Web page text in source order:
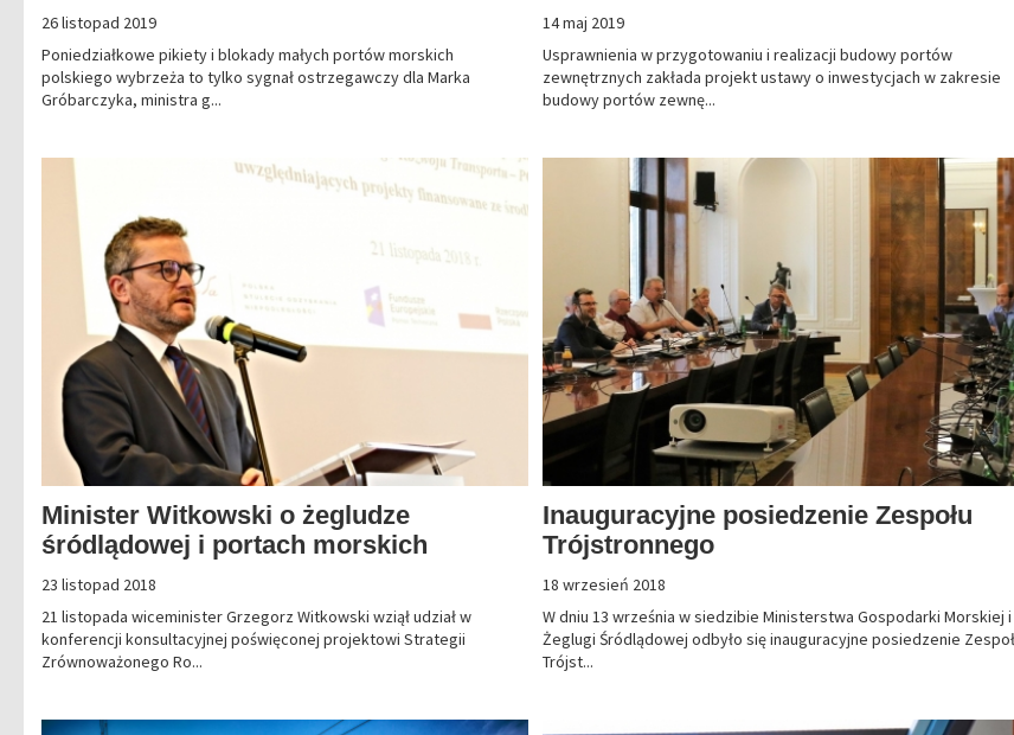
26 listopad 2019
Poniedziałkowe pikiety i blokady małych portów morskich
polskiego wybrzeża to tylko sygnał ostrzegawczy dla Marka
Gróbarczyka, ministra g...
14 maj 2019
Usprawnienia w przygotowaniu i realizacji budowy portów
zewnętrznych zakłada projekt ustawy o inwestycjach w zakresie
budowy portów zewnę...
Minister Witkowski o żegludze
śródlądowej i portach morskich
23 listopad 2018
21 listopada wiceminister Grzegorz Witkowski wziął udział w
konferencji konsultacyjnej poświęconej projektowi Strategii
Zrównoważonego Ro...
Inauguracyjne posiedzenie Zespołu
Trójstronnego
18 wrzesień 2018
W dniu 13 września w siedzibie Ministerstwa Gospodarki Morskiej i
Żeglugi Śródlądowej odbyło się inauguracyjne posiedzenie
Trójst...